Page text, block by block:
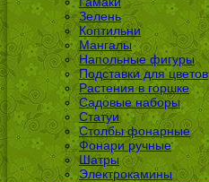
Зелень
Коптильни
Мангалы
Напольные фигуры
Подставки для цветов
Растения в горшке
Садовые наборы
Статуи
Столбы фонарные
Фонари ручные
Шатры
Электрокамины